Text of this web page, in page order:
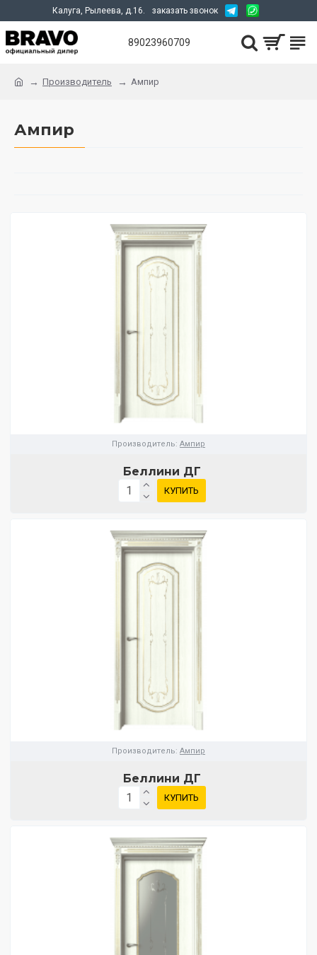
Калуга, Рылеева, д.16. заказать звонок
89023960709
Производитель Ампир
Ампир
Производитель: Ампир
Беллини ДГ
КУПИТЬ
Производитель: Ампир
Беллини ДГ
КУПИТЬ